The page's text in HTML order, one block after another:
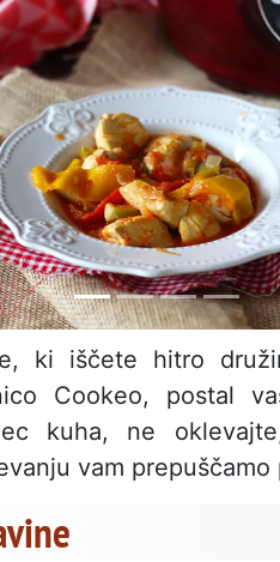
ki iščete hitro
Cookeo, postal
kuha, ne
vam